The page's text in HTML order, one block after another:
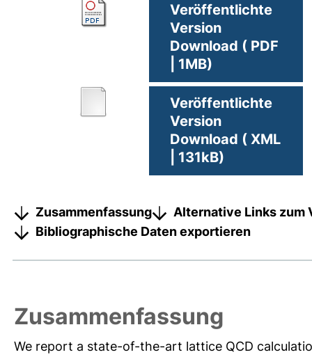
Veröffentlichte
Version
Download ( PDF
| 1MB)
Veröffentlichte
Version
Download ( XML
| 131kB)
Zusammenfassung
Alternative Links zum
Bibliographische Daten exportieren
Zusammenfassung
We report a state-of-the-art lattice QCD